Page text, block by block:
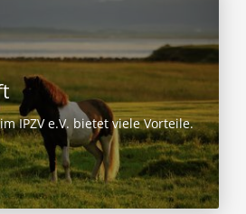
IPZV e.V. bietet viele Vorteile.